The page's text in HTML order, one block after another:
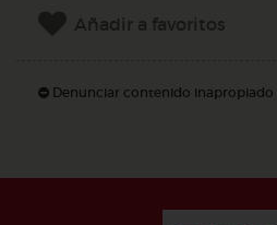
Añadir a favoritos
Denunciar contenido inapropiado